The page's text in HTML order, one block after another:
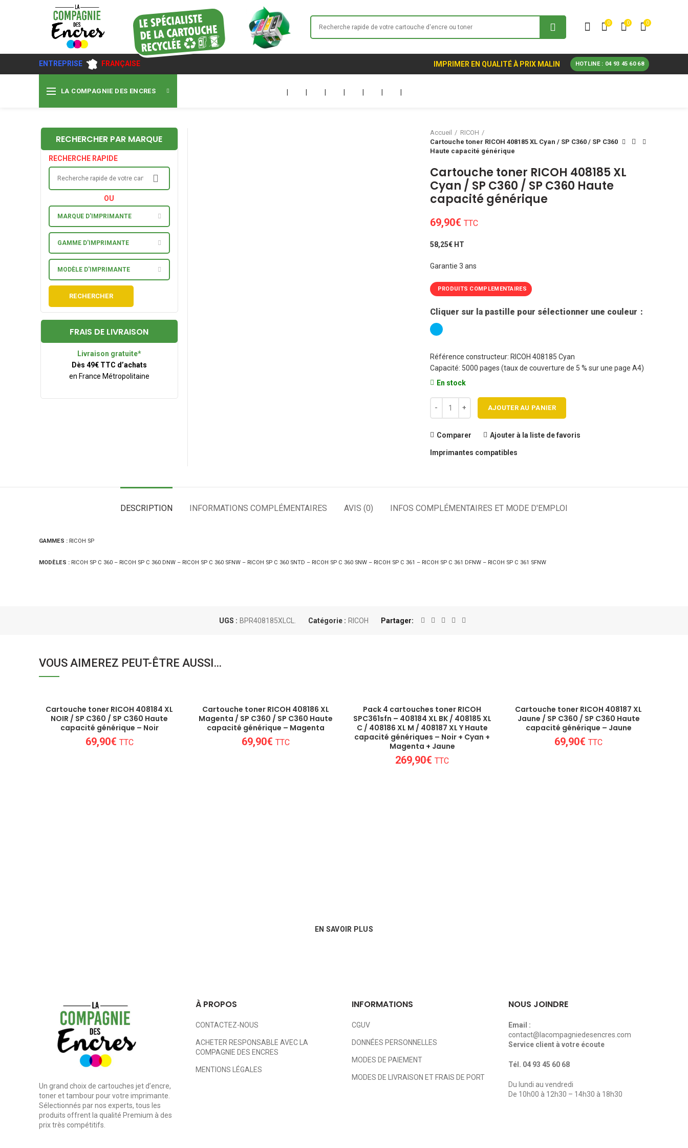
0 0 0
ENTREPRISE FRANÇAISE IMPRIMER EN QUALITÉ À PRIX MALIN HOTLINE : 04 93 45 60 68
LA COMPAGNIE DES ENCRES
Accueil
RICOH
Cartouche toner RICOH 408185 XL Cyan / SP C360 / SP C360
Haute capacité générique
Cartouche toner RICOH 408185 XL
Cyan / SP C360 / SP C360 Haute
capacité générique
69,90€ TTC
58,25€ HT
Garantie 3 ans
PRODUITS COMPLEMENTAIRES
Cliquer sur la pastille pour sélectionner une couleur
Référence constructeur: RICOH 408185 Cyan
Capacité: 5000 pages (taux de couverture de 5 % sur une page A4)
En stock
AJOUTER AU PANIER
Comparer Ajouter à la liste de favoris
Imprimantes compatibles
RECHERCHER PAR MARQUE
RECHERCHE RAPIDE
OU
MARQUE D'IMPRIMANTE
GAMME D'IMPRIMANTE
MODÈLE D'IMPRIMANTE
RECHERCHER
FRAIS DE LIVRAISON
Livraison gratuite*
Dès 49€ TTC d’achats
en France Métropolitaine
DESCRIPTION INFORMATIONS COMPLÉMENTAIRES AVIS (0) INFOS COMPLÉMENTAIRES ET MODE D'EMPLOI
GAMMES : RICOH SP
MODÈLES : RICOH SP C 360 – RICOH SP C 360 DNW – RICOH SP C 360 SFNW – RICOH SP C 360 SNTD – RICOH SP C 360 SNW – RICOH SP C 361 – RICOH SP C 361 DFNW – RICOH SP C 361 SFNW
UGS : BPR408185XLCL. Catégorie : RICOH Partager
VOUS AIMEREZ PEUT-ÊTRE AUSSI…
Cartouche toner RICOH 408184 XL
NOIR / SP C360 / SP C360 Haute
capacité générique – Noir
69,90€ TTC
Cartouche toner RICOH 408186 XL
Magenta / SP C360 / SP C360 Haute
capacité générique – Magenta
69,90€ TTC
Pack 4 cartouches toner RICOH
SPC361sfn – 408184 XL BK / 408185 XL
C / 408186 XL M / 408187 XL Y Haute
capacité génériques – Noir + Cyan +
Magenta + Jaune
269,90€ TTC
Cartouche toner RICOH 408187 XL
Jaune / SP C360 / SP C360 Haute
capacité générique – Jaune
69,90€ TTC
EN SAVOIR PLUS
Un grand choix de cartouches jet d’encre,
toner et tambour pour votre imprimante.
Sélectionnés par nos experts, tous les
produits offrent la qualité Premium à des
prix très compétitifs.
À PROPOS
CONTACTEZ-NOUS
ACHETER RESPONSABLE AVEC LA
COMPAGNIE DES ENCRES
MENTIONS LÉGALES
INFORMATIONS
CGUV
DONNÉES PERSONNELLES
MODES DE PAIEMENT
MODES DE LIVRAISON ET FRAIS DE PORT
NOUS JOINDRE
Email :
contact@lacompagniedesencres.com
Service client à votre écoute
Tél. 04 93 45 60 68
Du lundi au vendredi
De 10h00 à 12h30 – 14h30 à 18h30